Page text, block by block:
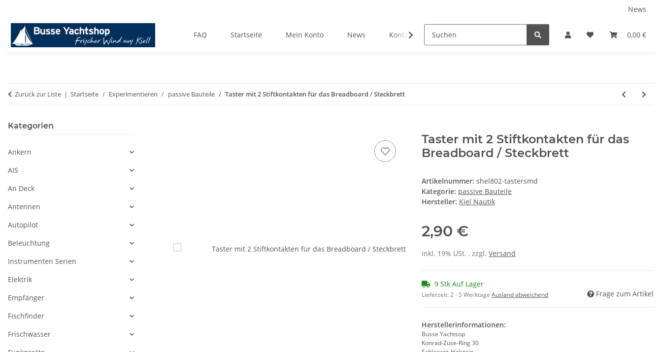
News
0,00 €
FAQ Startseite Mein Konto News Kontakt Service
Zurück zur Liste Startseite Experimentieren passive Bauteile Taster mit 2 Stiftkontakten für das Breadboard / Steckbrett
Taster mit 2 Stiftkontakten für das
Breadboard / Steckbrett
Artikelnummer: shel802-tastersmd
Kategorie: passive Bauteile
Hersteller: Kiel Nautik
2,90 €
inkl. 19% USt. , zzgl. Versand
9 Stk Auf Lager
Lieferzeit:2 - 5 Werktage Ausland abweichend Frage zum Artikel
Herstellerinformationen:
Busse Yachtsop
Konrad-Zuse-Ring 30
Kategorien
Ankern
AIS
An Deck
Antennen
Autopilot
Beleuchtung
Instrumenten Serien
Elektrik
Empfänger
Fischfinder
Frischwasser